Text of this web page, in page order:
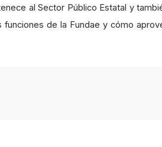
al Sector Público Estatal y
de la Fundae y cómo